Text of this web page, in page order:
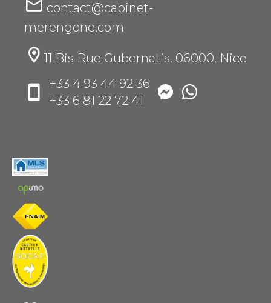
contact@cabinet-
merengone.com
11 Bis Rue Gubernatis, 06000, Nice
+33 4 93 44 92 36
+33 6 81 22 72 41